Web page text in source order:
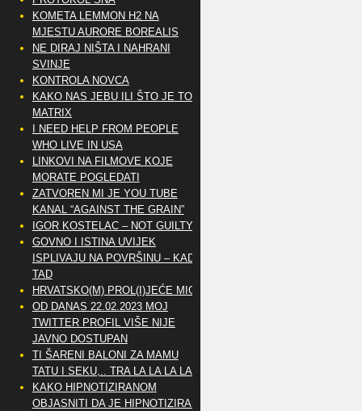
KOMETA LEMMON H2 NA
MJESTU AURORE BOREALIS
NE DIRAJ NIŠTA I NAHRANI
SVINJE
KONTROLA NOVCA
KAKO NAS JEBU ILI ŠTO JE TO
MATRIX
I NEED HELP FROM PEOPLE
WHO LIVE IN USA
LINKOVI NA FILMOVE KOJE
MORATE POGLEDATI
ZATVOREN MI JE YOU TUBE
KANAL “AGAINST THE GRAIN”
IGOR KOSTELAC – NOT GUILTY
GOVNO I ISTINA UVIJEK
ISPLIVAJU NA POVRŠINU – KAD
TAD
HRVATSKO(M) PROL(I)JEĆE MIG
OD DANAS 22.02.2023 MOJ
TWITTER PROFIL VIŠE NIJE
JAVNO DOSTUPAN
TI ŠARENI BALONI ZA MAMU
TATU I SEKU,.. TRA LA LA LA LA
KAKO HIPNOTIZIRANOM
OBJASNITI DA JE HIPNOTIZIRAN